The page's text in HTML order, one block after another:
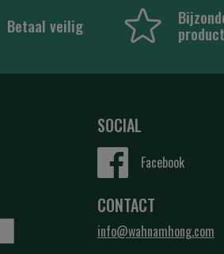
Betaal veilig
SOCIAL
Facebook
CONTACT
info@wahnamhong.com